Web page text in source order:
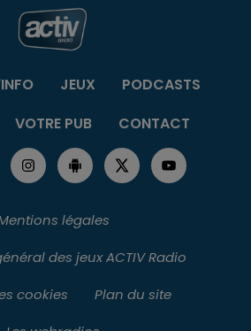
JEUX
PODCASTS
VOTRE PUB CONTACT
légales
des jeux ACTIV Radio
cookies
Plan du site